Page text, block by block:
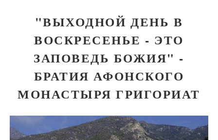
"ВЫХОДНОЙ ДЕНЬ В
ВОСКРЕСЕНЬЕ - ЭТО
ЗАПОВЕДЬ БОЖИЯ" -
БРАТИЯ АФОНСКОГО
МОНАСТЫРЯ ГРИГОРИАТ